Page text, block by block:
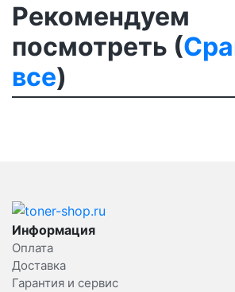
Рекомендуем
посмотреть (
все)
Информация
Оплата
Доставка
Гарантия и сервис